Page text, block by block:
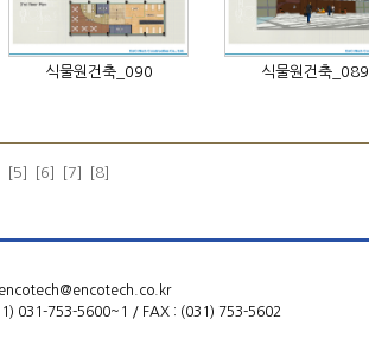
식물원건축_090 식물원건축_089
[5] [6] [7] [8]
031-753-5600~1 / FAX : (031) 753-5602